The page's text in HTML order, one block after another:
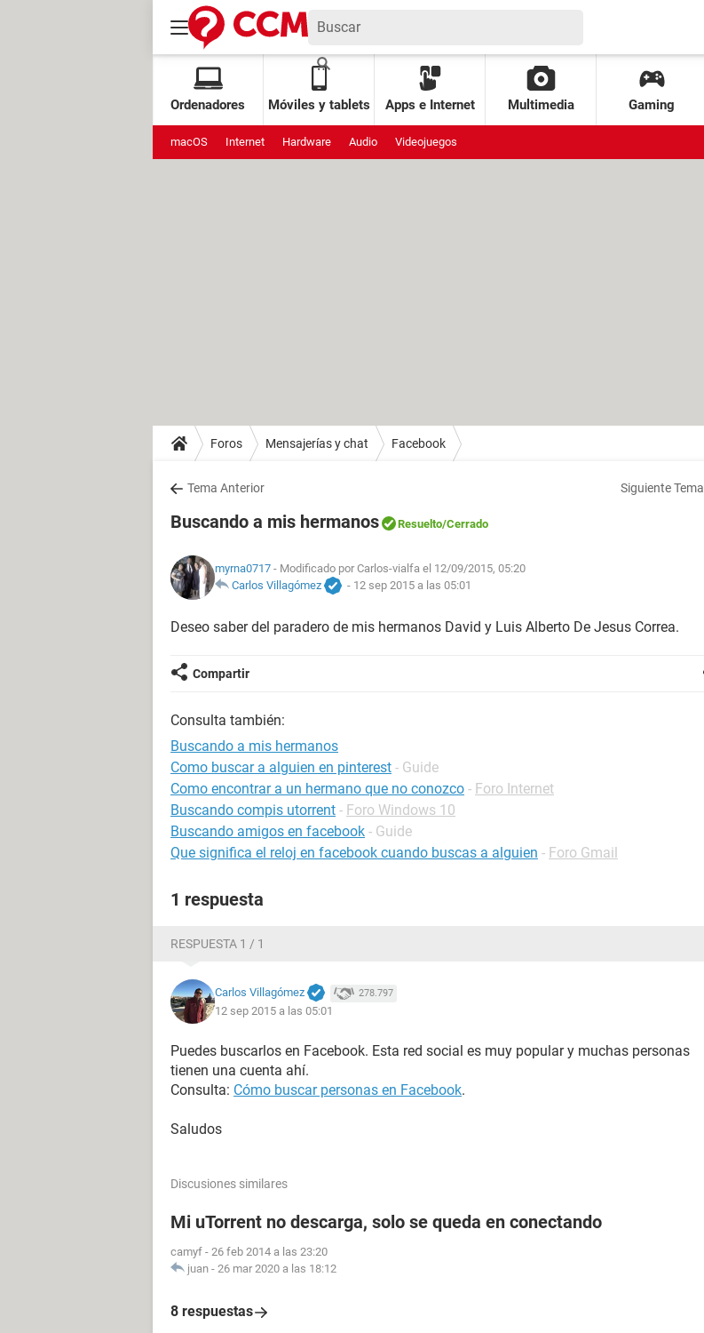
Ordenadores Móviles y tablets Apps e Internet Multimedia Gaming
macOS Internet Hardware Audio Videojuegos
Foros Mensajerías y chat Facebook
Tema Anterior Siguiente Tema
Buscando a mis hermanos Resuelto/Cerrado
myrna0717 - Modificado por Carlos-vialfa el 12/09/2015, 05:20
Carlos Villagómez
- 12 sep 2015 a las 05:01
Deseo saber del paradero de mis hermanos David y Luis Alberto De Jesus Correa.
Compartir
Consulta también:
Buscando a mis hermanos
Como buscar a alguien en pinterest - Guide
Como encontrar a un hermano que no conozco - Foro Internet
Buscando compis utorrent - Foro Windows 10
Buscando amigos en facebook - Guide
Que significa el reloj en facebook cuando buscas a alguien - Foro Gmail
1 respuesta
RESPUESTA 1 / 1
Carlos Villagómez 278.797
12 sep 2015 a las 05:01
Puedes buscarlos en Facebook. Esta red social es muy popular y muchas personas
tienen una cuenta ahí.
Consulta: Cómo buscar personas en Facebook.
Saludos
Discusiones similares
Mi uTorrent no descarga, solo se queda en conectando
camyf - 26 feb 2014 a las 23:20
juan - 26 mar 2020 a las 18:12
8 respuestas